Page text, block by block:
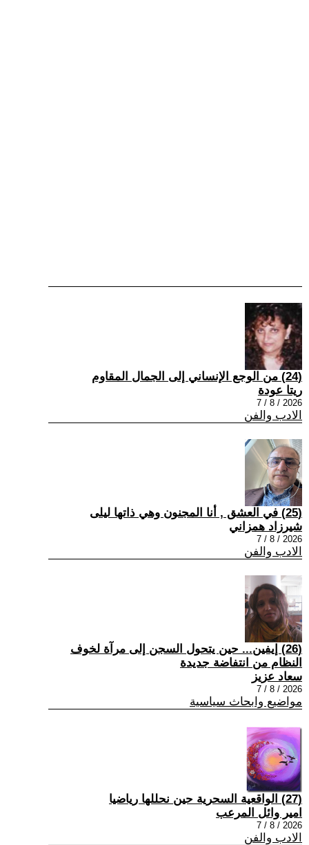
(24) من الوجع الإنساني إلى الجمال المقاوم
ريتا عودة
2026 / 8 / 7
الادب والفن
(25) في العشق , أنا المجنون وهي ذاتها ليلى
شيرزاد همزاني
2026 / 8 / 7
الادب والفن
(26) إيفين... حين يتحول السجن إلى مرآة لخوف
النظام من انتفاضة جديدة
سعاد عزيز
2026 / 8 / 7
مواضيع وابحاث سياسية
(27) الواقعية السحرية حين نحللها رياضيا
امير وائل المرعب
2026 / 8 / 7
الادب والفن